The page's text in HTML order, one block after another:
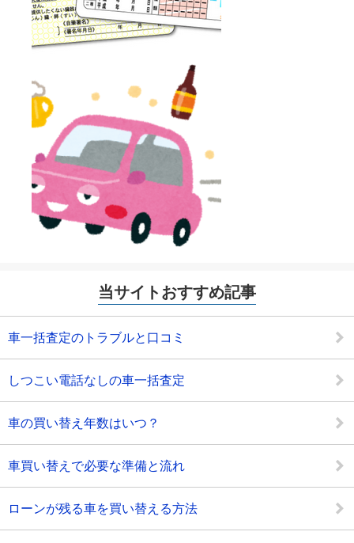
当サイトおすすめ記事
車一括査定のトラブルと口コミ
しつこい電話なしの車一括査定
車の買い替え年数はいつ？
車買い替えで必要な準備と流れ
ローンが残る車を買い替える方法